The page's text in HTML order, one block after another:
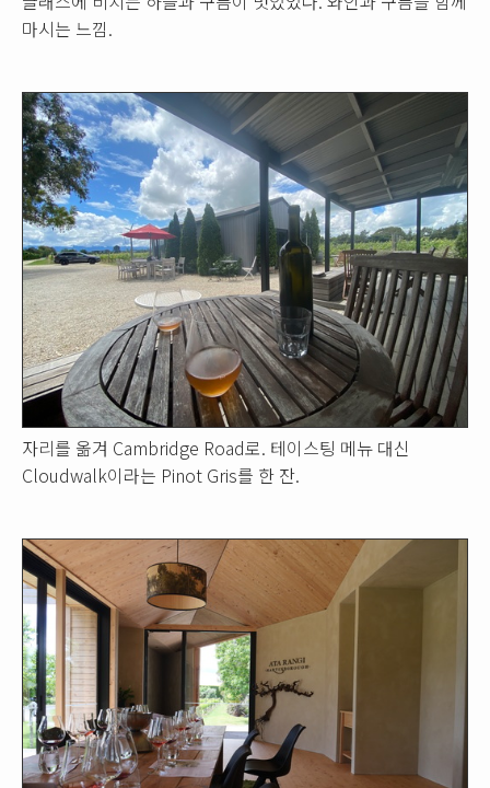
마시는 느낌.
자리를 옮겨 Cambridge Road로. 테이스팅 메뉴 대신
Cloudwalk이라는 Pinot Gris를 한 잔.